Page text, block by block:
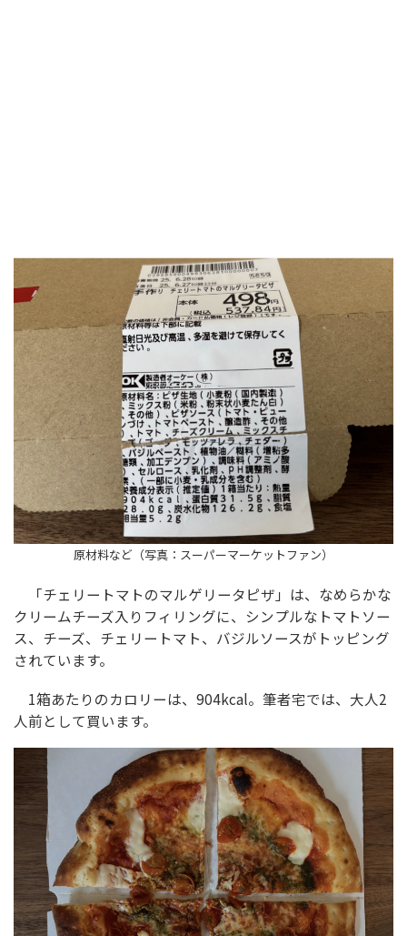
原材料など（写真：スーパーマーケットファン）
「チェリートマトのマルゲリータピザ」は、なめらかな
クリームチーズ入りフィリングに、シンプルなトマトソー
ス、チーズ、チェリートマト、バジルソースがトッピング
されています。
1箱あたりのカロリーは、904kcal。筆者宅では、大人2
人前として買います。